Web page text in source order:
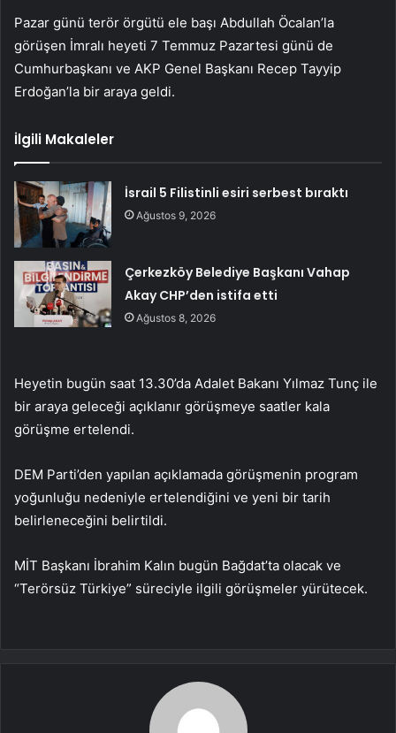
Pazar günü terör örgütü ele başı Abdullah Öcalan’la
görüşen İmralı heyeti 7 Temmuz Pazartesi günü de
Cumhurbaşkanı ve AKP Genel Başkanı Recep Tayyip
Erdoğan’la bir araya geldi.
İlgili Makaleler
İsrail 5 Filistinli esiri serbest bıraktı
Ağustos 9, 2026
Çerkezköy Belediye Başkanı Vahap
Akay CHP’den istifa etti
Ağustos 8, 2026
Heyetin bugün saat 13.30’da Adalet Bakanı Yılmaz Tunç ile
bir araya geleceği açıklanır görüşmeye saatler kala
görüşme ertelendi.
DEM Parti’den yapılan açıklamada görüşmenin program
yoğunluğu nedeniyle ertelendiğini ve yeni bir tarih
belirleneceğini belirtildi.
MİT Başkanı İbrahim Kalın bugün Bağdat’ta olacak ve
“Terörsüz Türkiye” süreciyle ilgili görüşmeler yürütecek.